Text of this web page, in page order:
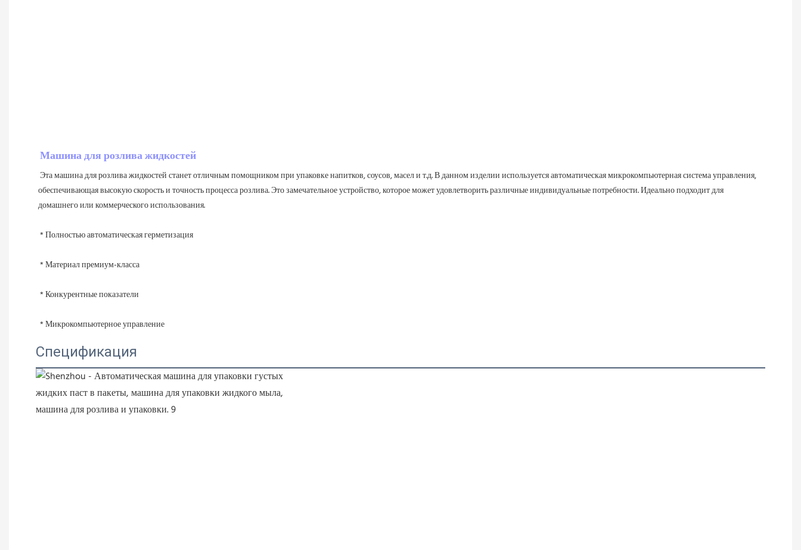
Машина для розлива жидкостей
Эта машина для розлива жидкостей станет отличным помощником при упаковке напитков, соусов, масел и т.д. В данном изделии используется автоматическая микрокомпьютерная система управления,
обеспечивающая высокую скорость и точность процесса розлива. Это замечательное устройство, которое может удовлетворить различные индивидуальные потребности. Идеально подходит для
домашнего или коммерческого использования.
* Полностью автоматическая герметизация
* Материал премиум-класса
* Конкурентные показатели
* Микрокомпьютерное управление
Спецификация